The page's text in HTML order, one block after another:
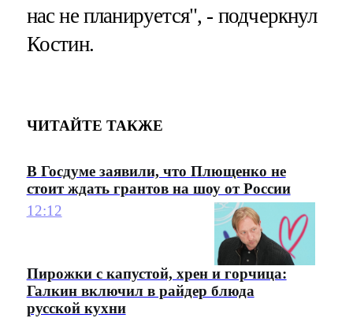
нас не планируется", - подчеркнул
Костин.
ЧИТАЙТЕ ТАКЖЕ
В Госдуме заявили, что Плющенко не
стоит ждать грантов на шоу от России
12:12
Пирожки с капустой, хрен и горчица:
Галкин включил в райдер блюда
русской кухни